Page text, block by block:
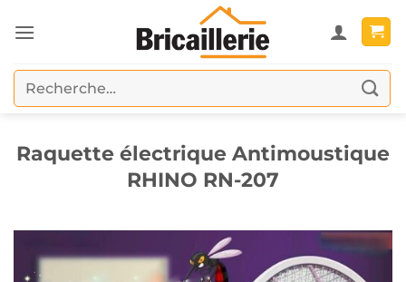
au
Recherche
pour :
Raquette électrique Antimoustique
RHINO RN-207